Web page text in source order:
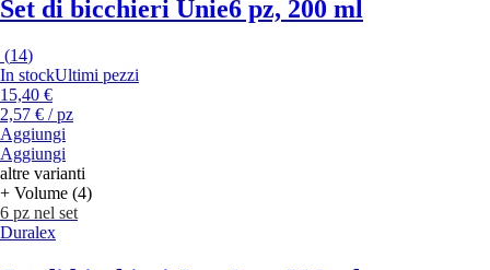
Set di bicchieri Unie6 pz, 200 ml
(14)
In stockUltimi pezzi
15,40 €
2,57 € / pz
Aggiungi
Aggiungi
altre varianti
+ Volume (4)
6 pz nel set
Duralex